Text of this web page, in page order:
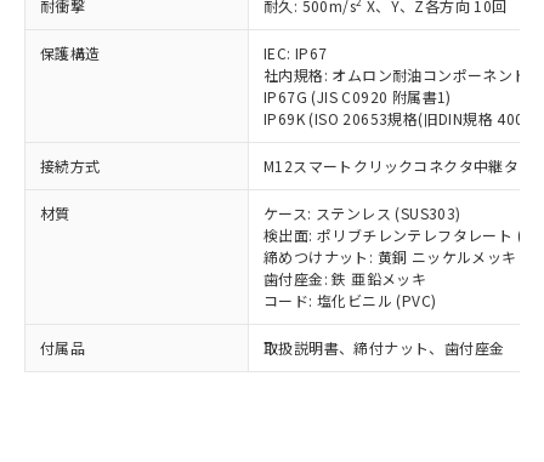
耐衝撃 耐久: 500m/s X、Y、Z各方向 10回
保護構造
IEC: IP67
社内規格: オムロン耐油コンポーネント
IP67G (JIS C0920 附属書1)
IP69K (ISO 20653規格(旧DIN規格
接続方式 M12スマートクリックコネクタ中継タイ
材質
ケース: ステンレス (SUS303)
検出面: ポリブチレンテレフタレート
締めつけナット: 黄銅 ニッケルメッキ
歯付座金: 鉄 亜鉛メッキ
コード: 塩化ビニル (PVC)
付属品 取扱説明書、締付ナット、歯付座金
了承ください。
正式な納期状況および標準価格はお客
様のお取引先、またはお客様担当のオ
ムロン制御機器販売店・当社販売員に
ご相談ください。
オムロン制御機器販売店や当社販売拠
販売ネットワーク
」をご確認
在庫状況および標準価格結果を当社の
事前の承諾なく第三者に漏洩または開
示しないようお願いします。
マイパーツ機能（部品リスト作成サー
ビス）をご利用いただくには、I-Web
メンバーズにご登録されている必要が
類(PBB) 1000ppm以下、ポリ臭化ジフェニルエーテル類
(PBDE) 1000ppm以下、フタル酸ビス(2-エチルヘキシ
ル) (DEHP)(別名：DOP) 1000ppm以下、フタル酸ブチ
ルベンジル（BBP） 1000ppm以下、フタル酸ジブチル
（DBP） 1000ppm以下、フタル酸ジイソブチル
但し、RoHS指令で産業用監視および制御機器に対する
フタル酸エステル類の４物質については閾値を超える意
図的な使用がないことを確認しています。
部品在庫の切り替え状況などにより、予定
月が前後することがあります。
Cr(Ⅵ)(六価クロム) : 1000ppm、 PBBs(ポリ臭化ビフェ
ニル類) : 1000ppm、 PBDEs(ポリ臭化ジフェニルエーテ
ル類) : 1000ppm、
DBP(フタル酸ジブチル) : 1000ppm、 DIBP(フタル酸ジ
イソブチル) : 1000ppm、 BBP(フタル酸ブチルベンジ
DEHP(フタル酸ビス(2-エチルヘキシル)) : 1000ppm
※2 環境保護使用期限
「ｅ」：有害物質（10物質）のすべてが基
準値以下であることを示します。
「10」：通常の使用状況下において有害物
質が外部に漏えいし、環境に深刻な影響を
及ぼさない年数を意味します。
「－」：未確認です。当社販売部門へお問
当社は規制貨物を破棄する場合は、完
全に破砕するなど、違法に輸出されな
いよう必要な手段を講じます。
当社は貴社製品を、核兵器、ミサイ
ル、化学兵器、生物兵器またはその他
武器並びにこれらの製造装置等に一切
使用いたしません。
当社は、貴社製品を第三者に販売する
場合は、上記1、2および3の内容を当
該第三者に通知します。また当社は、
販売先および販売に係わる関係者が違
法に輸出するおそれがある場合は、取
り引きをいたしません。
一定数以上の在庫あり
一定数には満たないが在庫あり
在庫なし(最新の在庫状況につ
いては、お客様のお取引先、ま
たはお客様担当のオムロン制御
機器販売店・当社販売員にご確
認ください)
受注生産機種、また在庫状況の
情報を公開していない機種